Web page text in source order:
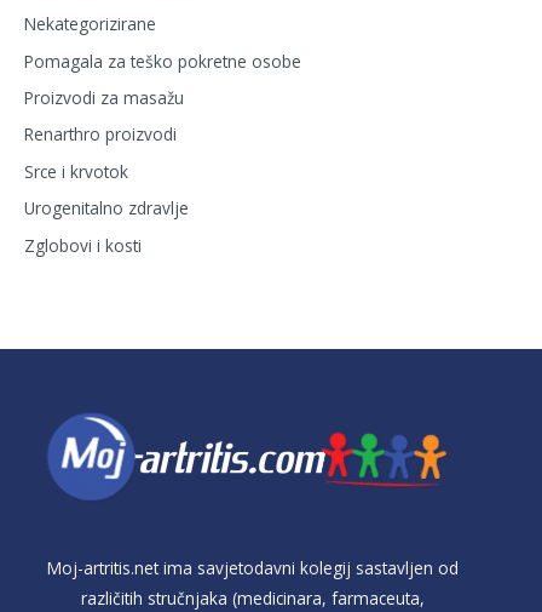
Nekategorizirane
Pomagala za teško pokretne osobe
Proizvodi za masažu
Renarthro proizvodi
Srce i krvotok
Urogenitalno zdravlje
Zglobovi i kosti
Moj-artritis.net ima savjetodavni kolegij sastavljen od
različitih stručnjaka (medicinara, farmaceuta,